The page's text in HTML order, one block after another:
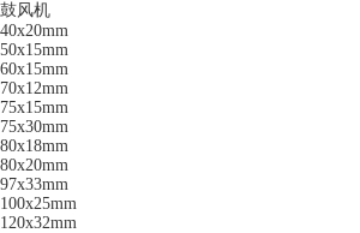
鼓风机
40x20mm
50x15mm
60x15mm
70x12mm
75x15mm
75x30mm
80x18mm
80x20mm
97x33mm
100x25mm
120x32mm